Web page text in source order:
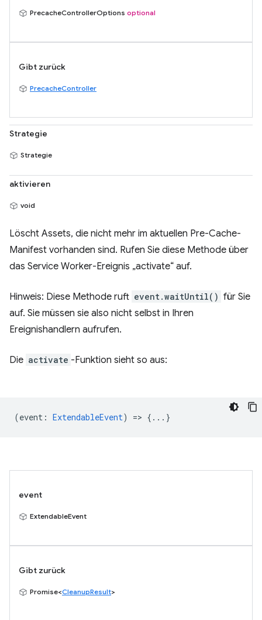
PrecacheControllerOptions optional
Gibt zurück
PrecacheController
Strategie
Strategie
aktivieren
void
Löscht Assets, die nicht mehr im aktuellen Pre-Cache-
Manifest vorhanden sind. Rufen Sie diese Methode über
das Service Worker-Ereignis „activate“ auf.
Hinweis: Diese Methode ruft event.waitUntil() für Sie
auf. Sie müssen sie also nicht selbst in Ihren
Ereignishandlern aufrufen.
Die activate -Funktion sieht so aus:
(event : ExtendableEvent) => {...}
event
ExtendableEvent
Gibt zurück
Promise<CleanupResult>